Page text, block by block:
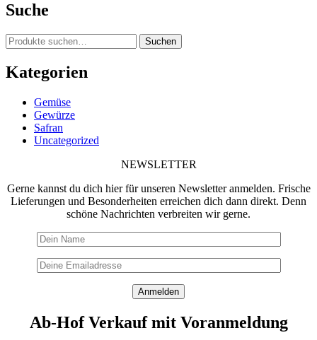
Suche
Suche
nach:
Suchen
Kategorien
Gemüse
Gewürze
Safran
Uncategorized
NEWSLETTER
Gerne kannst du dich hier für unseren Newsletter anmelden. Frische
Lieferungen und Besonderheiten erreichen dich dann direkt. Denn
schöne Nachrichten verbreiten wir gerne.
Ab-Hof Verkauf mit Voranmeldung